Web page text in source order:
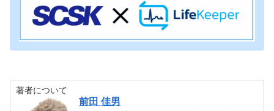
著者について
前田 佳男